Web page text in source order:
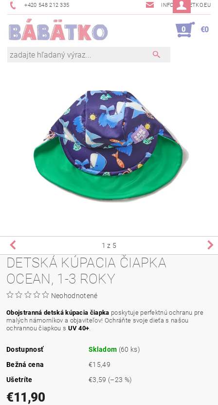
+420 548 212 335 INFO@BABETKO.EU
0 €0
1 z 5
DETSKÁ KÚPACIA ČIAPKA
OCEAN, 1-3 ROKY
Neohodnotené
Obojstranná detská kúpacia čiapka poskytuje perfektnú ochranu pre
malých námorníkov a objaviteľov! Ochráňte svoje dieťa s našou
ochrannou čiapkou s UV 40+
Dostupnosť Skladom (60 ks)
Bežná cena
€15,49
Ušetríte
€3,59 (–23 %)
€11,90